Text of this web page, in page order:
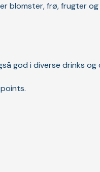
blomster, frø, frugter
god i diverse drinks og